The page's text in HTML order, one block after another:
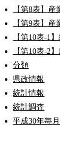
【第8表】
【第9表】
【第10表-1
【第10表-2
分類
県政情報
統計情報
統計調査
平成30年毎